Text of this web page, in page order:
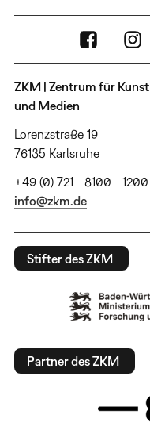
ZKM | Zentrum für Kunst
und Medien
Lorenzstraße 19
76135 Karlsruhe
+49 (0) 721 - 8100 - 1200
info@zkm.de
Stifter des ZKM
Partner des ZKM